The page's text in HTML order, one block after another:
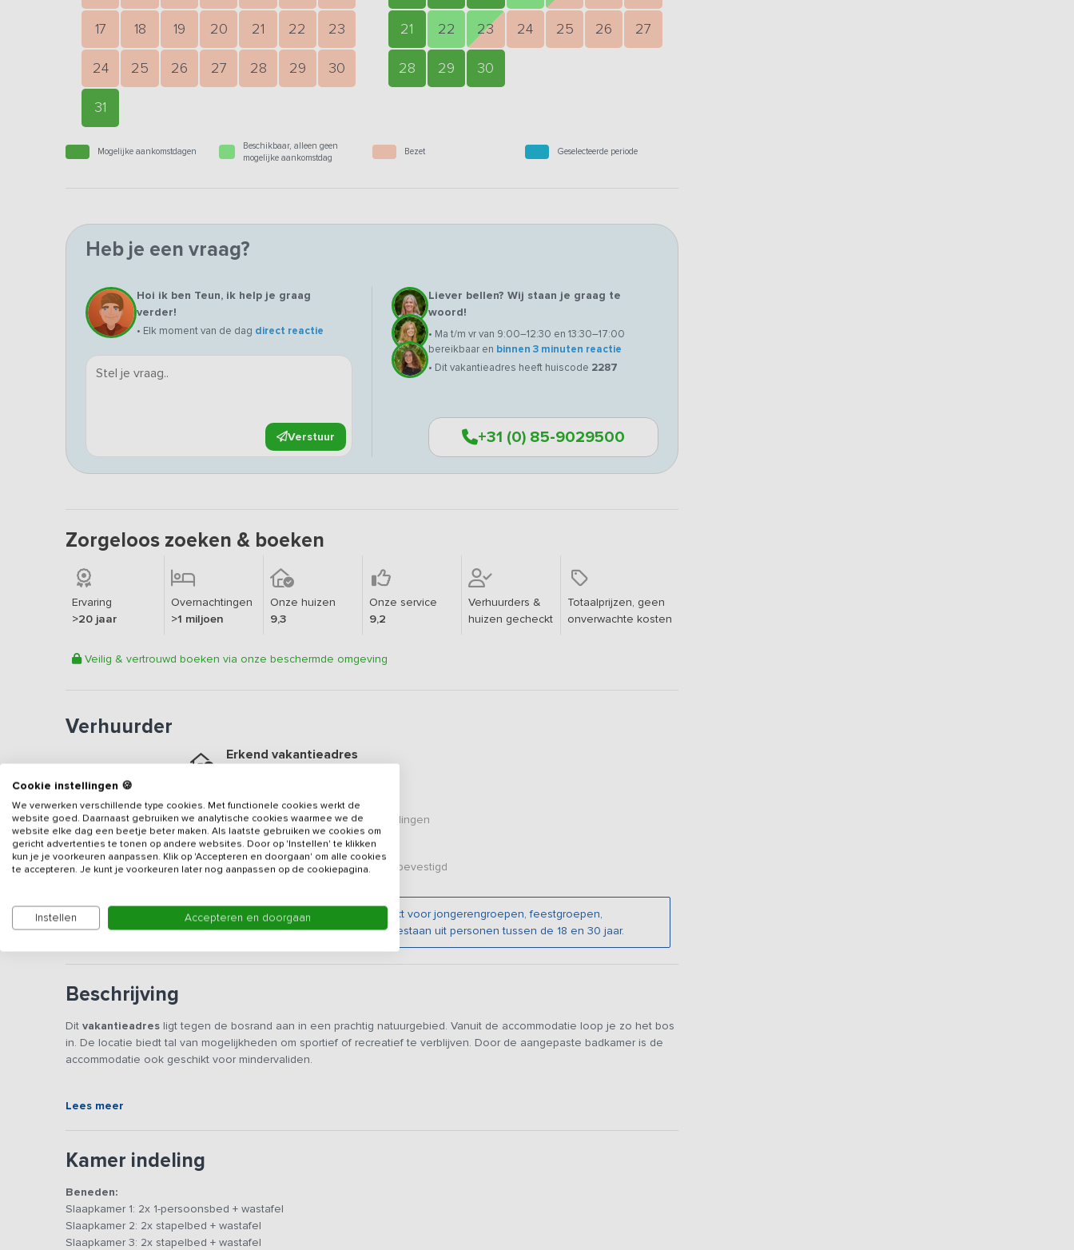
17 18 19 20 21 22 23
24 25 26 27 28 29 30
31
21 22 23 24 25 26 27
28 29 30
Mogelijke aankomstdagen
Beschikbaar, alleen geen
mogelijke aankomstdag
Bezet Geselecteerde periode
Heb je een vraag?
Hoi ik ben Teun, ik help je graag
verder!
• Elk moment van de dag direct reactie
Verstuur
Liever bellen? Wij staan je graag te
woord!
• Ma t/m vr van 9:00–12:30 en 13:30–17:00
bereikbaar en binnen 3 minuten reactie
• Dit vakantieadres heeft huiscode 2287
+31 (0) 85-9029500
Zorgeloos zoeken & boeken
Ervaring
>20 jaar
Overnachtingen
>1 miljoen
Onze huizen
9,3
Onze service
9,2
Verhuurders &
huizen gecheckt
Totaalprijzen, geen
onverwachte kosten
Veilig & vertrouwd boeken via onze beschermde omgeving
Verhuurder
Erkend vakantieadres
Geweldige locatie
Een9.4op basis van29 beoordelingen
Veilig & vertrouwd
Gegevens van de verhuurder zijn bevestigd
Gezien de rustige ligging is deze accommodatie niet geschikt voor jongerengroepen, feestgroepen,
sportverenigingen of vergelijkbare groepen die uitsluitend bestaan uit personen tussen de 18 en 30 jaar.
Beschrijving
Dit vakantieadres ligt tegen de bosrand aan in een prachtig natuurgebied. Vanuit de accommodatie loop je zo het bos
in. De locatie biedt tal van mogelijkheden om sportief of recreatief te verblijven. Door de aangepaste badkamer is de
accommodatie ook geschikt voor mindervaliden.
verblijfsruimte is verdeeld in een zit- en eetgedeelte. In het zitgedeelte staan verschillende banken en een TV. In het
koffieapparaat en waterkoker.
Via de tuindeur kom je op een terras, met meubilair, groot grasveld van ongeveer 2100m2 waar allerlei
groepsactiviteiten georganiseerd kunnen worden. Deze buitenruimte hoort bij de accommodatie en is dus alleen voor
de huurders hiervan toegankelijk.
Lees meer
Kamer indeling
Beneden:
Slaapkamer 1: 2x 1-persoonsbed + wastafel
Slaapkamer 2: 2x stapelbed + wastafel
Slaapkamer 3: 2x stapelbed + wastafel
Cookie instellingen 🍪
We verwerken verschillende type cookies. Met functionele cookies werkt de
website goed. Daarnaast gebruiken we analytische cookies waarmee we de
website elke dag een beetje beter maken. Als laatste gebruiken we cookies om
gericht advertenties te tonen op andere websites. Door op 'Instellen' te klikken
kun je je voorkeuren aanpassen. Klik op 'Accepteren en doorgaan' om alle cookies
te accepteren. Je kunt je voorkeuren later nog aanpassen op de cookiepagina.
Instellen Accepteren en doorgaan